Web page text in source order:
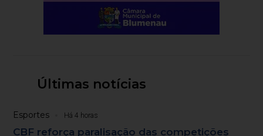
Últimas notícias
Esportes Há 4 horas
CBF reforça paralisação das competições